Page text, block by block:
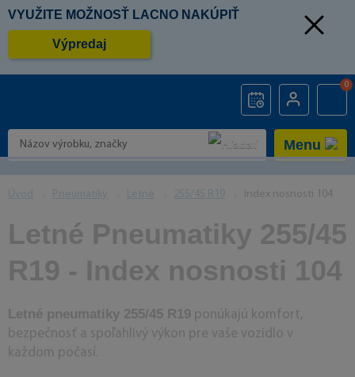
VYUŽITE MOŽNOSŤ LACNO NAKÚPIŤ
Výpredaj
0
Menu
Úvod Pneumatiky Letné 255/45 R19 Index nosnosti 104
Letné Pneumatiky 255/45
R19 - Index nosnosti 104
Letné pneumatiky 255/45 R19 ponúkajú komfort,
bezpečnosť a spoľahlivý výkon pre vaše vozidlo v
každom počasí.